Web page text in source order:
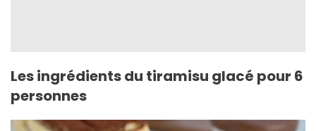
Les ingrédients du tiramisu glacé pour 6
personnes